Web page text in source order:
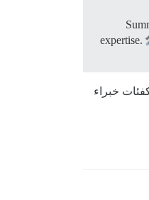
expertise.
خبراء